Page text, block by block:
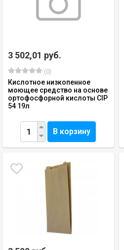
3 502,01 руб.
(0)
Кислотное низкопенное
моющее средство на основе
ортофосфорной кислоты CIP
54 19л
В корзину